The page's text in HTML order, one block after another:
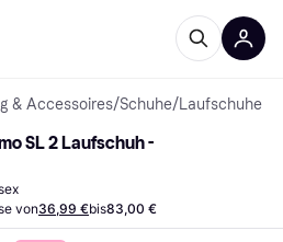
& Accessoires/Schuhe/Laufschuhe
SL 2 Laufschuh -
von36,99 €bis83,00 €